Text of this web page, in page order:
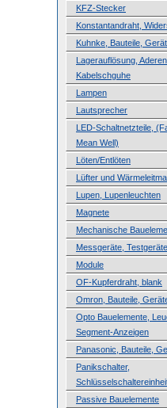
KFZ-Stecker
Konstantandraht,
Kuhnke, Bauteile,
Lagerauflösung,
Kabelschguhe
Lampen
Lautsprecher
LED-Schaltnetzteile,
Mean Well)
Löten/Entlöten
Lüfter und
Lupen, Lupenleuchten
Magnete
Mechanische
Messgeräte, Testgeräte
Module
OF-Kupferdraht, blank
Omron, Bauteile,
Opto Bauelemente,
Segment-Anzeigen
Panasonic, Bauteile,
Panikschalter,
Passive Bauelemente